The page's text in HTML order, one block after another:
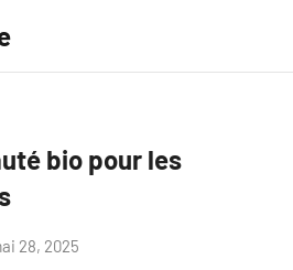
bio pour les
28, 2025